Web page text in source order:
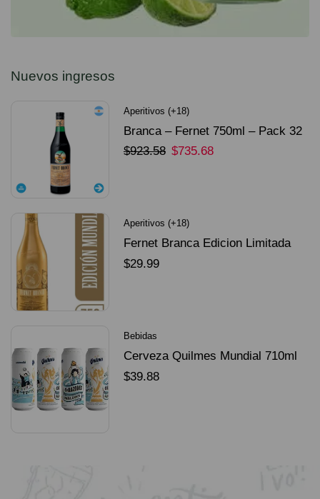
Nuevos ingresos
Aperitivos (+18)
Branca – Fernet 750ml – Pack 32
Unidades
$923.58 $735.68
Aperitivos (+18)
Fernet Branca Edicion Limitada
Dorado Mundial
$29.99
Bebidas
Cerveza Quilmes Mundial 710ml
packX4
$39.88